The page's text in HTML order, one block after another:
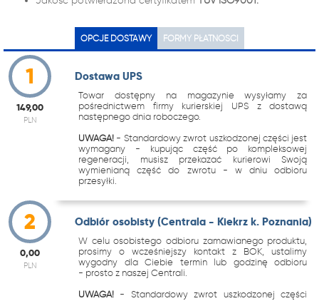
OPCJE DOSTAWY FORMY PŁATNOŚCI
1
149,00
PLN
Dostawa UPS
Towar dostępny na magazynie wysyłamy za
pośrednictwem firmy kurierskiej UPS z dostawą
następnego dnia roboczego.
UWAGA! - Standardowy zwrot uszkodzonej części jest
wymagany - kupując część po kompleksowej
regeneracji, musisz przekazać kurierowi Swoją
wymienianą część do zwrotu - w dniu odbioru
przesyłki.
2
0,00
PLN
Odbiór osobisty (Centrala - Kiekrz k. Poznania)
W celu osobistego odbioru zamawianego produktu,
prosimy o wcześniejszy kontakt z BOK, ustalimy
wygodny dla Ciebie termin lub godzinę odbioru
- prosto z naszej Centrali.
UWAGA! - Standardowy zwrot uszkodzonej części